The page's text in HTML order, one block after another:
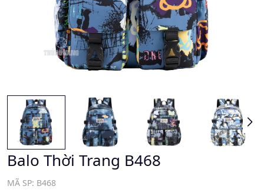
Balo Thời Trang B468
MÃ SP: B468